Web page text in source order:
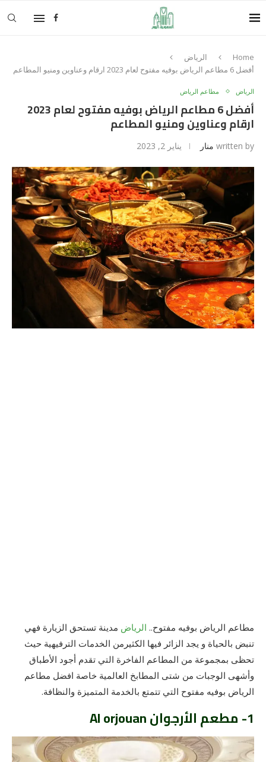
Home
الرياض
أفضل 6 مطاعم الرياض بوفيه مفتوح لعام 2023 ارقام وعناوين ومنيو المطاعم
الرياض مطاعم الرياض
أفضل 6 مطاعم الرياض بوفيه مفتوح لعام 2023
ارقام وعناوين ومنيو المطاعم
written by منار يناير 2, 2023
مطاعم الرياض بوفيه مفتوح.. الرياض مدينة تستحق الزيارة فهي
تنبض بالحياة و يجد الزائر فيها الكثيرمن الخدمات الترفيهية حيث
تحظى بمجموعة من المطاعم الفاخرة التي تقدم أجود الأطباق
وأشهى الوجبات من شتى المطابخ العالمية خاصة افضل مطاعم
الرياض بوفيه مفتوح التي تتمتع بالخدمة المتميزة والنظافة.
1- مطعم الأرجوان Al orjouan